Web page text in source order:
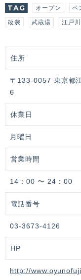
TAG オープン ペ
改装 武蔵湯 江戸
住所
〒133-0057 東京都
6
休業日
月曜日
営業時間
14：00 〜 24：00
電話番号
03-3673-4126
HP
http://